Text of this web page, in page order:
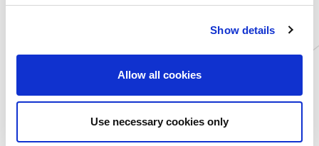
Show details
Allow all cookies
Use necessary cookies only
施設トップに戻る